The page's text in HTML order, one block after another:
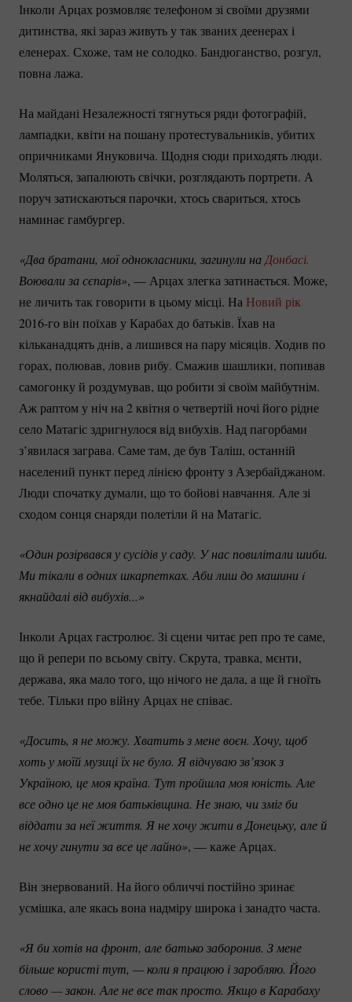
Інколи Арцах розмовляє телефоном зі своїми друзями
дитинства, які зараз живуть у так званих деенерах і
еленерах. Схоже, там не солодко. Бандюганство, розгул,
повна лажа.
На майдані Незалежності тягнуться ряди фотографій,
лампадки, квіти на пошану протестувальників, убитих
опричниками Януковича. Щодня сюди приходять люди.
Моляться, запалюють свічки, розглядають портрети. А
поруч затискаються парочки, хтось свариться, хтось
наминає гамбургер.
«Два братани, мої однокласники, загинули на Донбасі.
Воювали за сєпарів», — Арцах злегка затинається. Може,
не личить так говорити в цьому місці. На Новий рік
2016-говін поїхав у Карабах до батьків. Їхав на
кільканадцять днів, а лишився на пару місяців. Ходив по
горах, полював, ловив рибу. Смажив шашлики, попивав
самогонку й роздумував, що робити зі своїм майбутнім.
Аж раптом у ніч на 2 квітня о четвертій ночі його рідне
село Матагіс здригнулося від вибухів. Над пагорбами
з’явилася заграва. Саме там, де був Таліш, останній
населений пункт перед лінією фронту з Азербайджаном.
Люди спочатку думали, що то бойові навчання. Але зі
сходом сонця снаряди полетіли й на Матагіс.
«Один розірвався у сусідів у саду. У нас повилітали шиби.
Ми тікали в одних шкарпетках. Аби лиш до машини i
якнайдалі від вибухів...»
Інколи Арцах гастролює. Зі сцени читає реп про те саме,
що й репери по всьому світу. Скрута, травка, мєнти,
держава, яка мало того, що нічого не дала, а ще й гноїть
тебе. Тільки про війну Арцах не співає.
«Досить, я не можу. Хватить з мене воєн. Хочу, щоб
хоть у моїй музиці їх не було. Я відчуваю зв’язок з
Україною, це моя країна. Тут пройшла моя юність. Але
все одно це не моя батьківщина. Не знаю, чи зміг би
віддати за неї життя. Я не хочу жити в Донецьку, але й
не хочу гинути за все це лайно», — каже Арцах.
Він знервований. На його обличчі постійно зринає
усмішка, але якась вона надміру широка і занадто часта.
«Я би хотів на фронт, але батько заборонив. З мене
більше користі тут, — коли я працюю і заробляю. Його
слово — закон. Але не все так просто. Якщо в Карабаху